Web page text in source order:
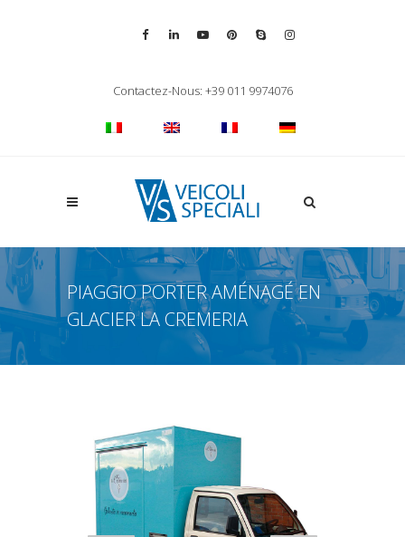
Contactez-Nous: +39 011 9974076
Apri la ricerca
PIAGGIO PORTER AMÉNAGÉ EN
GLACIER LA CREMERIA